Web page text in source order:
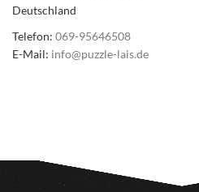
Deutschland
Telefon: 069-95646508
E-Mail: info@puzzle-lais.de